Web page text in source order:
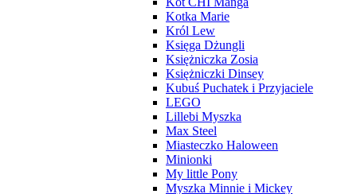
Kotka Marie
Król Lew
Księga Dżungli
Księżniczka Zosia
Księżniczki Dinsey
Kubuś Puchatek i Przyjaciele
LEGO
Lillebi Myszka
Max Steel
Miasteczko Haloween
Minionki
My little Pony
Myszka Minnie i Mickey